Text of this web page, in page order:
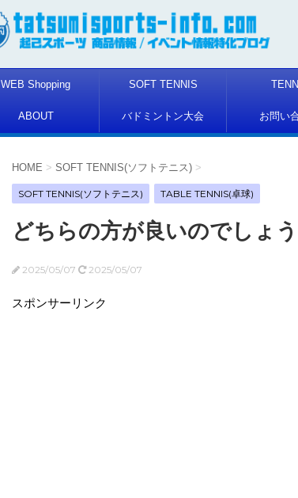
WEB Shopping SOFT TENNIS
ABOUT バドミントン大会 お問い
HOME > SOFT TENNIS(ソフトテニス) >
SOFT TENNIS(ソフトテニス) TABLE TENNIS(卓球)
どちらの方が良いのでしょう
2025/05/07 2025/05/07
スポンサーリンク